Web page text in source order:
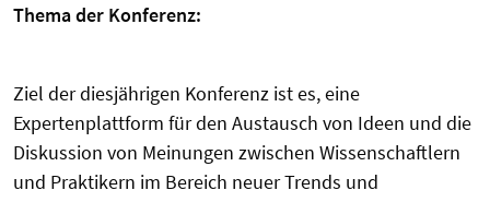
Thema der Konferenz:
Ziel der diesjährigen Konferenz ist es, eine
Expertenplattform für den Austausch von Ideen und die
Diskussion von Meinungen zwischen Wissenschaftlern
und Praktikern im Bereich neuer Trends und